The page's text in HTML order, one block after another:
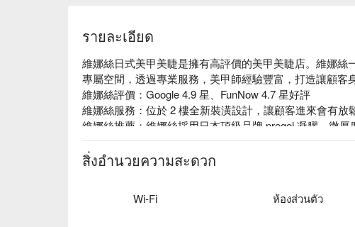
รายละเอียด
維娜絲日式美甲美睫是擁有高評價的美甲美睫店。維娜絲
專屬空間，透過專業服務，美甲師經驗豐富，打造讓顧客
維娜絲評價：Google 4.9 星、FunNow 4.7 星好評
維娜絲服務：位於 2 樓全新裝潢設計，讓顧客進來會有放
維娜絲推薦：維娜絲採用日本頂級品牌 pregel 凝膠，微
保養護膚品牌。
維娜絲日式美甲美睫預約、維娜絲日式美甲美睫價格立刻
สิ่งอำนวยความสะดวก
Wi-Fi ห้องส่วนตัว